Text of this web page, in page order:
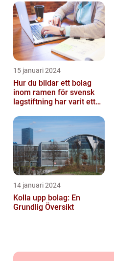
15 januari 2024
Hur du bildar ett bolag
inom ramen för svensk
lagstiftning har varit ett
läng...
14 januari 2024
Kolla upp bolag: En
Grundlig Översikt